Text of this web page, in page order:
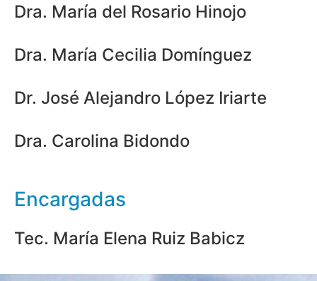
Dra. María del Rosario Hinojo
Dra. María Cecilia Domínguez
Dr. José Alejandro López Iriarte
Dra. Carolina Bidondo
Encargadas
Tec. María Elena Ruiz Babicz